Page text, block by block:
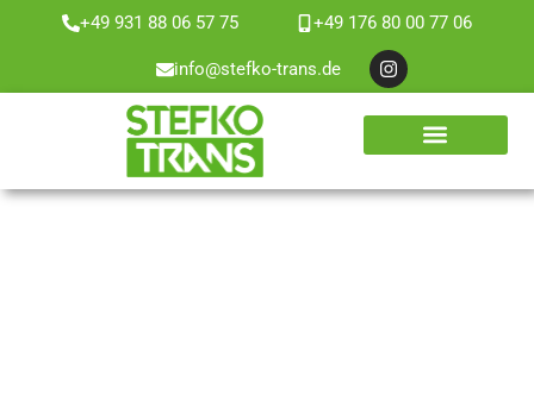
Inhalt
+49 931 88 06 57 75 +49 176 80 00 77 06
info@stefko-trans.de